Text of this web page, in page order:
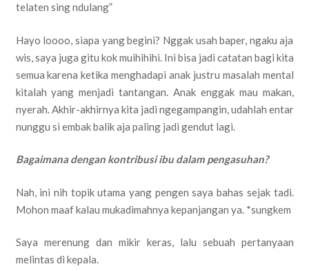
telaten sing ndulang”
Hayo loooo, siapa yang begini? Nggak usah baper, ngaku aja
wis, saya juga gitu kok muihihihi. Ini bisa jadi catatan bagi kita
semua karena ketika menghadapi anak justru masalah mental
kitalah yang menjadi tantangan. Anak enggak mau makan,
nyerah. Akhir-akhirnya kita jadi ngegampangin, udahlah entar
nunggu si embak balik aja paling jadi gendut lagi.
Bagaimana dengan kontribusi ibu dalam pengasuhan?
Nah, ini nih topik utama yang pengen saya bahas sejak tadi.
Mohon maaf kalau mukadimahnya kepanjangan ya. *sungkem
Saya merenung dan mikir keras, lalu sebuah pertanyaan
melintas di kepala.